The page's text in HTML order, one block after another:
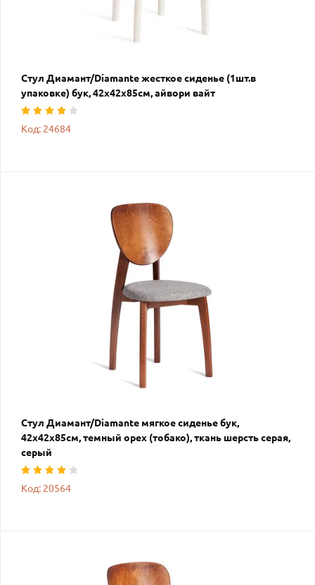
Стул Диамант/Diamante жесткое сиденье (1шт.в
упаковке) бук, 42х42х85см, айвори вайт
Код: 24684
Стул Диамант/Diamante мягкое сиденье бук,
42х42х85см, темный орех (тобако), ткань шерсть серая,
серый
Код: 20564